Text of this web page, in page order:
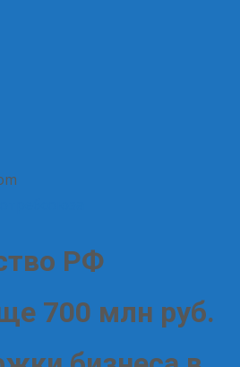
РФ
700 млн руб.